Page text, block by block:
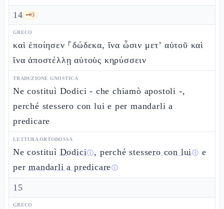
14 🗝️3
GRECO
καὶ ἐποίησεν ⸀δώδεκα, ἵνα ὦσιν μετ’ αὐτοῦ καὶ
ἵνα ἀποστέλλῃ αὐτοὺς κηρύσσειν
TRADUZIONE GNOSTICA
Ne costituì Dodici - che chiamò apostoli -,
perché stessero con lui e per mandarli a
predicare
LETTURA ORTODOSSA
Ne costituì Dodiciⓘ, perchéstessero con luiⓘ e
permandarli a predicareⓘ
15
GRECO